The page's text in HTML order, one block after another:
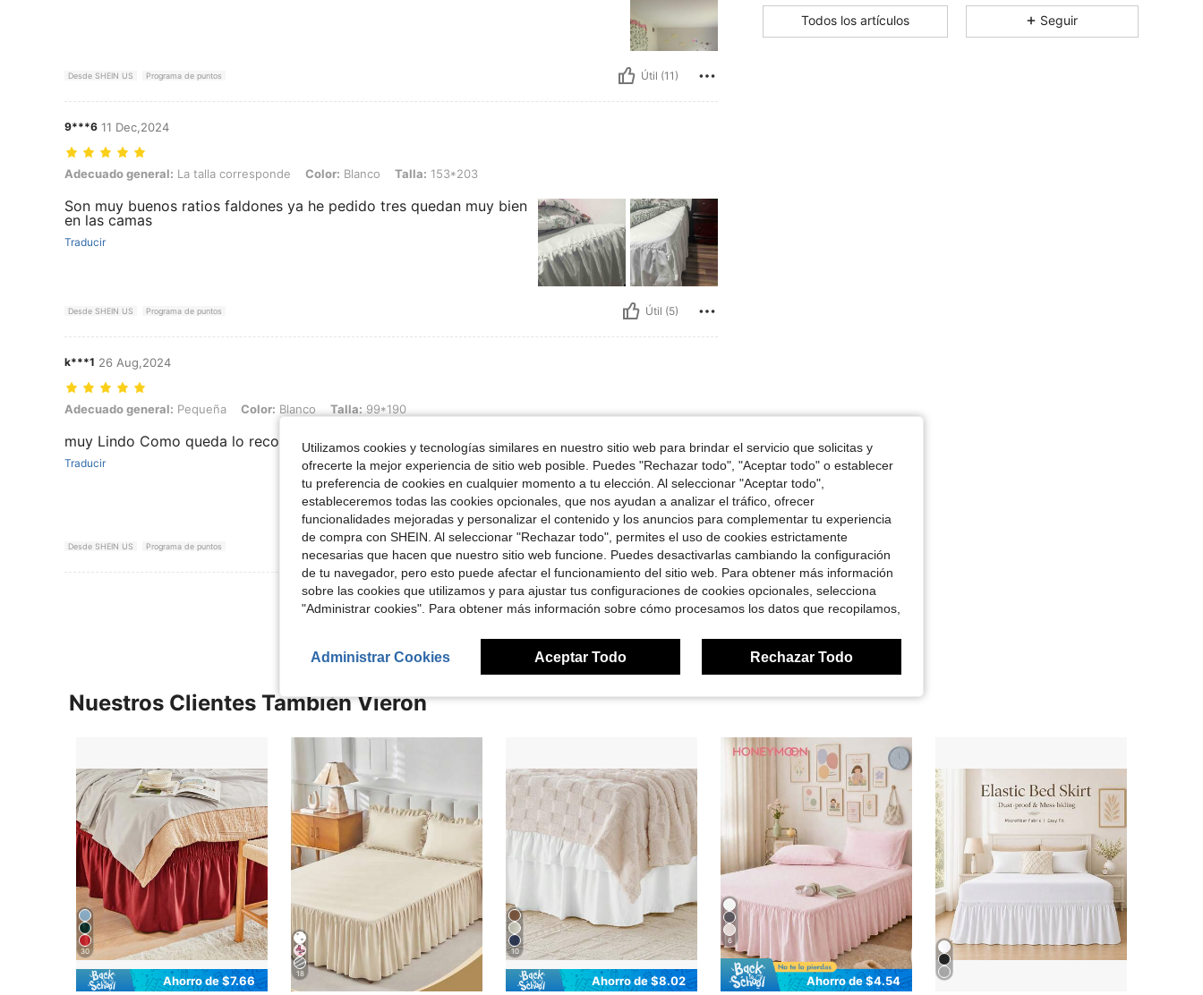
Desde SHEIN US Programa de puntos Útil (11)
9***6 11 Dec,2024
Adecuado general: La talla corresponde, Color: Blanco, Talla: 153*203
Adecuado general: La talla corresponde Color: Blanco Talla: 153*203
Son muy buenos ratios faldones ya he pedido tres quedan muy bien
en las camas
Traducir
Desde SHEIN US Programa de puntos Útil (5)
k***1 26 Aug,2024
Adecuado general: Pequeña, Color: Blanco, Talla: 99*190
Adecuado general: Pequeña Color: Blanco Talla: 99*190
muy Lindo Como queda lo recomiendo al 1000
Traducir
Desde SHEIN US Programa de puntos
Ver Más Reseñas
4.82 330 22K
Todos los artículos Seguir
Nuestros Clientes También Vieron
30
Ahorro de $7.66 18
10
Ahorro de $8.02
6
Ahorro de $4.54
Utilizamos cookies y tecnologías similares en nuestro sitio web para brindar el servicio que solicitas y
ofrecerte la mejor experiencia de sitio web posible. Puedes "Rechazar todo", "Aceptar todo" o establecer
tu preferencia de cookies en cualquier momento a tu elección. Al seleccionar "Aceptar todo",
estableceremos todas las cookies opcionales, que nos ayudan a analizar el tráfico, ofrecer
funcionalidades mejoradas y personalizar el contenido y los anuncios para complementar tu experiencia
de compra con SHEIN. Al seleccionar "Rechazar todo", permites el uso de cookies estrictamente
necesarias que hacen que nuestro sitio web funcione. Puedes desactivarlas cambiando la configuración
de tu navegador, pero esto puede afectar el funcionamiento del sitio web. Para obtener más información
sobre las cookies que utilizamos y para ajustar tus configuraciones de cookies opcionales, selecciona
"Administrar cookies". Para obtener más información sobre cómo procesamos los datos que recopilamos,
Administrar Cookies Aceptar Todo Rechazar Todo